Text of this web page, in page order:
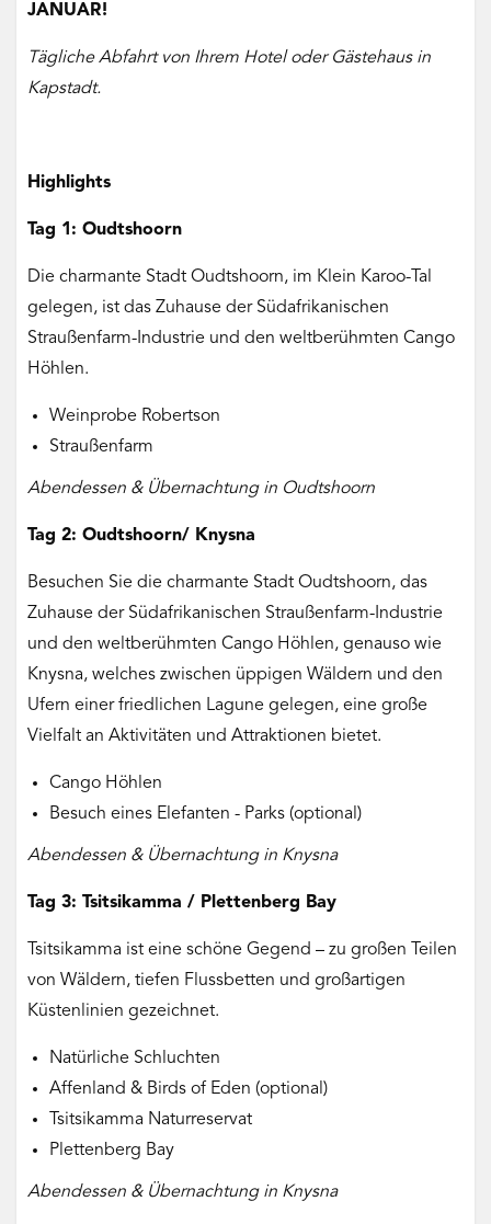
JANUAR!
Tägliche Abfahrt von Ihrem Hotel oder Gästehaus in
Kapstadt.
Highlights
Tag 1: Oudtshoorn
Die charmante Stadt Oudtshoorn, im Klein Karoo-Tal
gelegen, ist das Zuhause der Südafrikanischen
Straußenfarm-Industrie und den weltberühmten Cango
Höhlen.
Weinprobe Robertson
Straußenfarm
Abendessen & Übernachtung in Oudtshoorn
Tag 2: Oudtshoorn/ Knysna
Besuchen Sie die charmante Stadt Oudtshoorn, das
Zuhause der Südafrikanischen Straußenfarm-Industrie
und den weltberühmten Cango Höhlen, genauso wie
Knysna, welches zwischen üppigen Wäldern und den
Ufern einer friedlichen Lagune gelegen, eine große
Vielfalt an Aktivitäten und Attraktionen bietet.
Cango Höhlen
Besuch eines Elefanten - Parks (optional)
Abendessen & Übernachtung in Knysna
Tag 3: Tsitsikamma / Plettenberg Bay
Tsitsikamma ist eine schöne Gegend – zu großen Teilen
von Wäldern, tiefen Flussbetten und großartigen
Küstenlinien gezeichnet.
Natürliche Schluchten
Affenland & Birds of Eden (optional)
Tsitsikamma Naturreservat
Plettenberg Bay
Abendessen & Übernachtung in Knysna